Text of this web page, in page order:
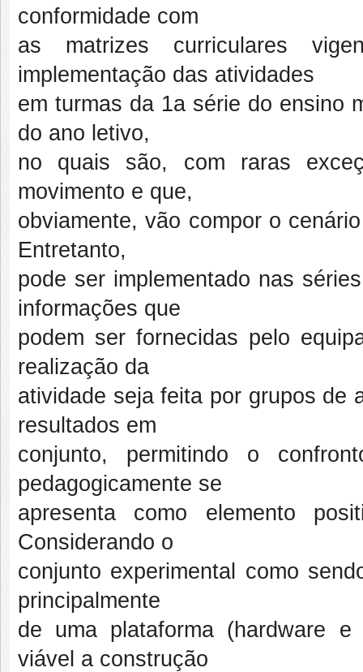
conformidade com
as matrizes curriculares
implementação das atividades
em turmas da 1a série do ensino
do ano letivo,
no quais são, com raras
movimento e que,
obviamente, vão compor o
Entretanto,
pode ser implementado nas
informações que
podem ser fornecidas pelo
realização da
atividade seja feita por grupos de
resultados em
conjunto, permitindo o
pedagogicamente se
apresenta como elemento
Considerando o
conjunto experimental como
principalmente
de uma plataforma (hardware e
viável a construção